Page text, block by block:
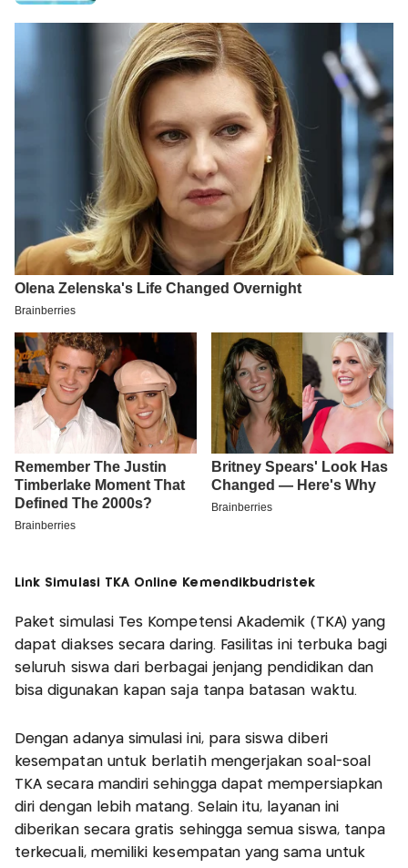
Link Simulasi TKA Online Kemendikbudristek
Paket simulasi Tes Kompetensi Akademik (TKA) yang
dapat diakses secara daring. Fasilitas ini terbuka bagi
seluruh siswa dari berbagai jenjang pendidikan dan
bisa digunakan kapan saja tanpa batasan waktu.
Dengan adanya simulasi ini, para siswa diberi
kesempatan untuk berlatih mengerjakan soal-soal
TKA secara mandiri sehingga dapat mempersiapkan
diri dengan lebih matang. Selain itu, layanan ini
diberikan secara gratis sehingga semua siswa, tanpa
terkecuali, memiliki kesempatan yang sama untuk